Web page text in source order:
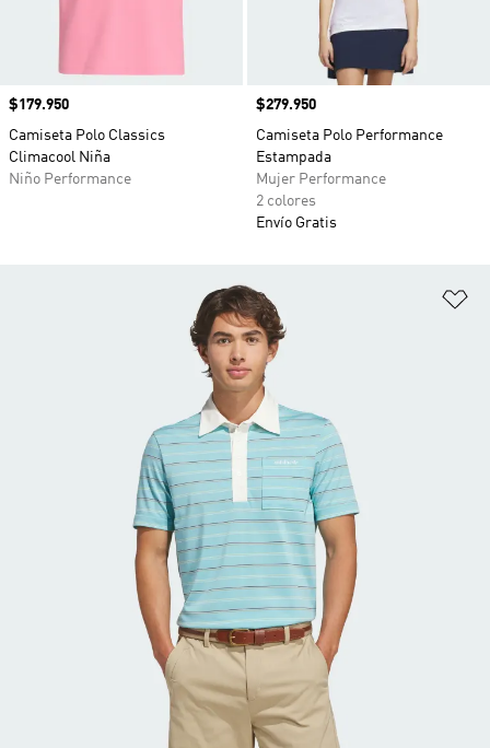
Precio
$179.950
Camiseta Polo Classics
Climacool Niña
Niño Performance
Precio
$279.950
Camiseta Polo Performance
Estampada
Mujer Performance
2 colores
Envío Gratis